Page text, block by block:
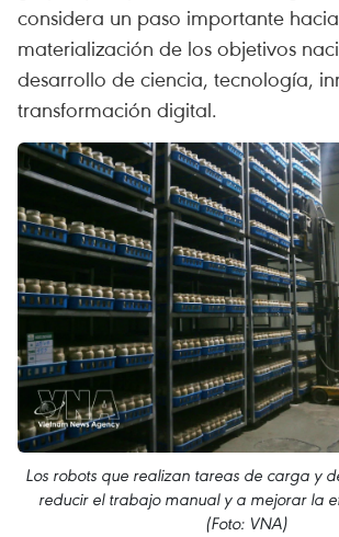
considera un paso importante
materialización de los objetivos
desarrollo de ciencia, tecnología,
transformación digital.
Los robots que realizan tareas de carga y
reducir el trabajo manual y a mejorar la
(Foto: VNA)